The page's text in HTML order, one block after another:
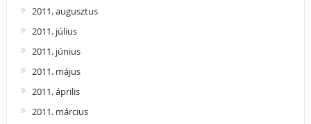
2011. augusztus
2011. július
2011. június
2011. május
2011. április
2011. március